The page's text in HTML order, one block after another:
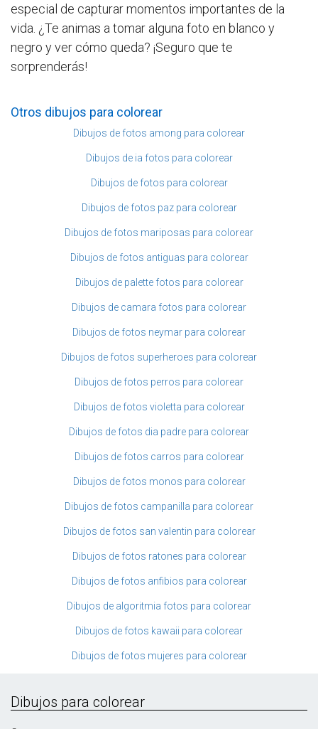
especial de capturar momentos importantes de la
vida. ¿Te animas a tomar alguna foto en blanco y
negro y ver cómo queda? ¡Seguro que te
sorprenderás!
Otros dibujos para colorear
Dibujos de fotos among para colorear
Dibujos de ia fotos para colorear
Dibujos de fotos para colorear
Dibujos de fotos paz para colorear
Dibujos de fotos mariposas para colorear
Dibujos de fotos antiguas para colorear
Dibujos de palette fotos para colorear
Dibujos de camara fotos para colorear
Dibujos de fotos neymar para colorear
Dibujos de fotos superheroes para colorear
Dibujos de fotos perros para colorear
Dibujos de fotos violetta para colorear
Dibujos de fotos dia padre para colorear
Dibujos de fotos carros para colorear
Dibujos de fotos monos para colorear
Dibujos de fotos campanilla para colorear
Dibujos de fotos san valentin para colorear
Dibujos de fotos ratones para colorear
Dibujos de fotos anfibios para colorear
Dibujos de algoritmia fotos para colorear
Dibujos de fotos kawaii para colorear
Dibujos de fotos mujeres para colorear
Dibujos para colorear